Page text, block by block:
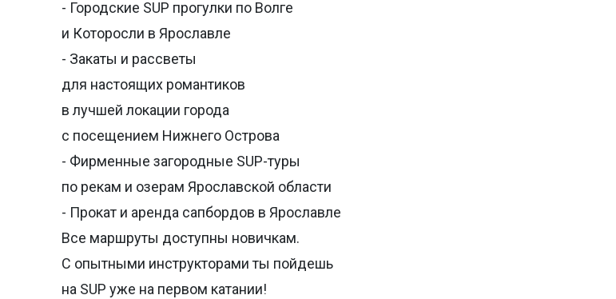
- Городские SUP прогулки по Волге
и Которосли в Ярославле
- Закаты и рассветы
для настоящих романтиков
в лучшей локации города
с посещением Нижнего Острова
- Фирменные загородные SUP-туры
по рекам и озерам Ярославской области
- Прокат и аренда сапбордов в Ярославле
Все маршруты доступны новичкам.
С опытными инструкторами ты пойдешь
на SUP уже на первом катании!